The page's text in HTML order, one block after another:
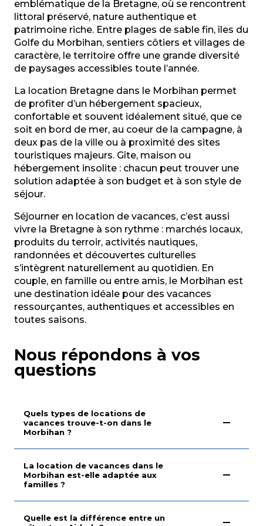
Lisbeth 1902
La maison de Charles
emblématique de la Bretagne, où se rencontrent
littoral préservé, nature authentique et
patrimoine riche. Entre plages de sable fin, îles du
Golfe du Morbihan, sentiers côtiers et villages de
caractère, le territoire offre une grande diversité
de paysages accessibles toute l’année.
La location Bretagne dans le Morbihan permet
de profiter d’un hébergement spacieux,
confortable et souvent idéalement situé, que ce
soit en bord de mer, au coeur de la campagne, à
deux pas de la ville ou à proximité des sites
touristiques majeurs. Gîte, maison ou
hébergement insolite : chacun peut trouver une
solution adaptée à son budget et à son style de
séjour.
Séjourner en location de vacances, c’est aussi
vivre la Bretagne à son rythme : marchés locaux,
produits du terroir, activités nautiques,
randonnées et découvertes culturelles
s’intègrent naturellement au quotidien. En
couple, en famille ou entre amis, le Morbihan est
une destination idéale pour des vacances
ressourçantes, authentiques et accessibles en
toutes saisons.
Nous répondons à vos
questions
Quels types de locations de
vacances trouve-t-on dans le
Morbihan ?
La location de vacances dans le
Morbihan est-elle adaptée aux
familles ?
Quelle est la différence entre un